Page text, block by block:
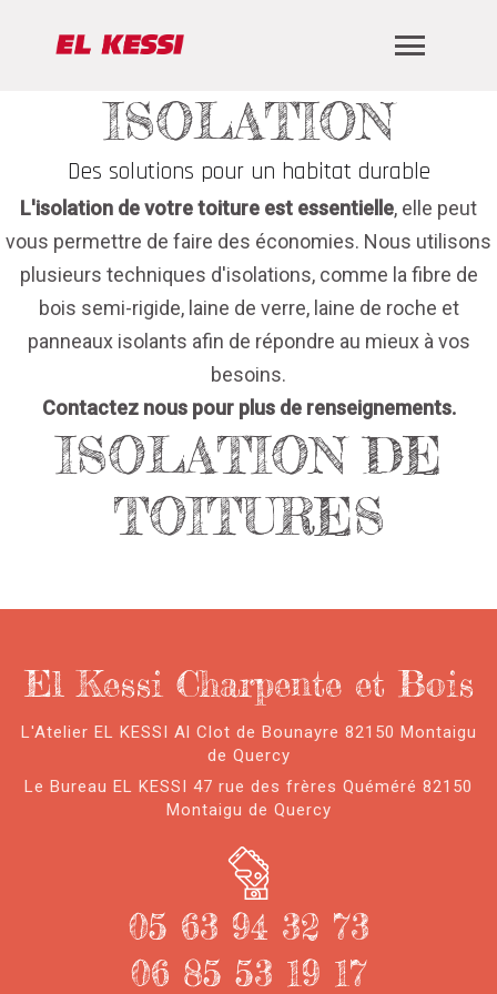
ISOLATION
Des solutions pour un habitat durable
L'isolation de votre toiture est essentielle, elle peut
vous permettre de faire des économies. Nous utilisons
plusieurs techniques d'isolations, comme la fibre de
bois semi-rigide, laine de verre, laine de roche et
panneaux isolants afin de répondre au mieux à vos
besoins.
Contactez nous pour plus de renseignements.
ISOLATION DE
TOITURES
El Kessi Charpente et Bois
L'Atelier EL KESSI Al Clot de Bounayre 82150 Montaigu
de Quercy
Le Bureau EL KESSI 47 rue des frères Quéméré 82150
Montaigu de Quercy
05 63 94 32 73
06 85 53 19 17